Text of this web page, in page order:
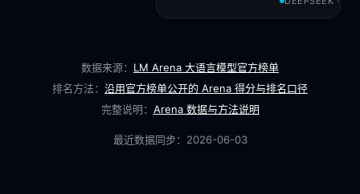
数据来源： LM Arena 大语言模型官方榜单
排名方法： 沿用官方榜单公开的 Arena 得分与排名口径
完整说明： Arena 数据与方法说明
最近数据同步： 2026-06-03